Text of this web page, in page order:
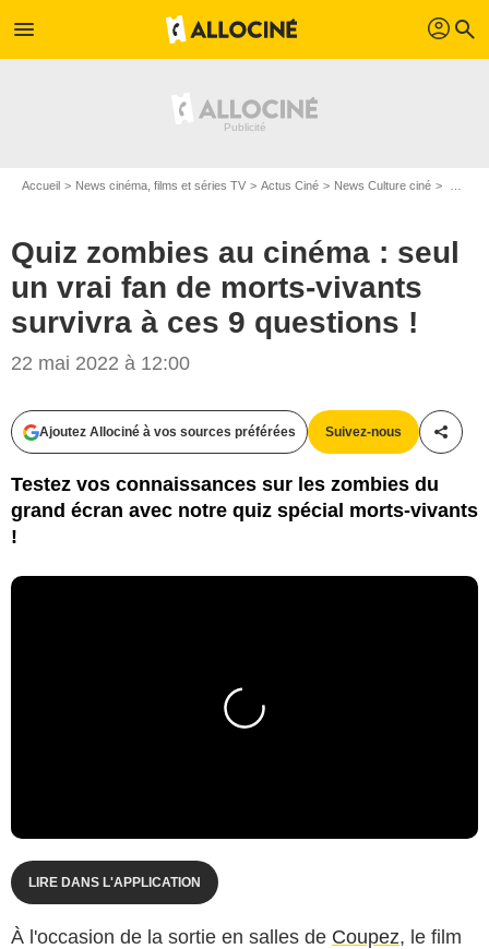
menu profil search
Accueil News cinéma, films et séries TV Actus Ciné News Culture ciné
Quiz zombies au cinéma : seul
un vrai fan de morts-vivants
survivra à ces 9 questions !
22 mai 2022 à 12:00
Ajoutez Allociné à vos sources préférées Suivez-nous
Testez vos connaissances sur les zombies du
grand écran avec notre quiz spécial morts-vivants
!
LIRE DANS L'APPLICATION
À l'occasion de la sortie en salles de Coupez, le film